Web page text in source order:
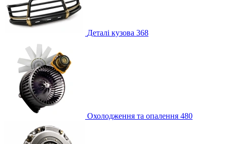
Деталі кузова 368
Охолодження та опалення 480